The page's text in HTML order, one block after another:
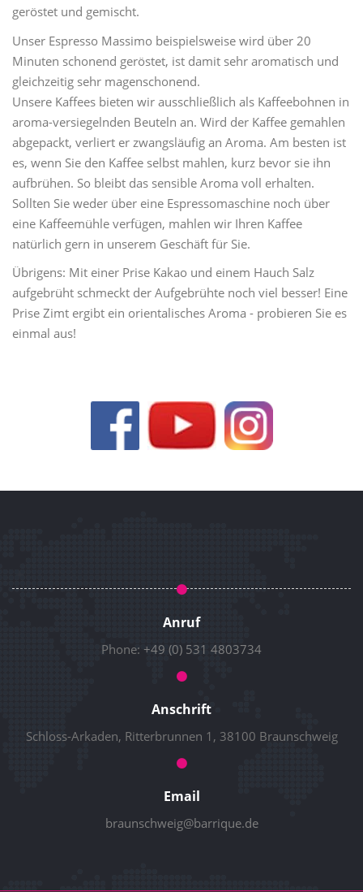
geröstet und gemischt.
Unser Espresso Massimo beispielsweise wird über 20
Minuten schonend geröstet, ist damit sehr aromatisch und
gleichzeitig sehr magenschonend.
Unsere Kaffees bieten wir ausschließlich als Kaffeebohnen in
aroma-versiegelnden Beuteln an. Wird der Kaffee gemahlen
abgepackt, verliert er zwangsläufig an Aroma. Am besten ist
es, wenn Sie den Kaffee selbst mahlen, kurz bevor sie ihn
aufbrühen. So bleibt das sensible Aroma voll erhalten.
Sollten Sie weder über eine Espressomaschine noch über
eine Kaffeemühle verfügen, mahlen wir Ihren Kaffee
natürlich gern in unserem Geschäft für Sie.
Übrigens: Mit einer Prise Kakao und einem Hauch Salz
aufgebrüht schmeckt der Aufgebrühte noch viel besser! Eine
Prise Zimt ergibt ein orientalisches Aroma - probieren Sie es
einmal aus!
Anruf
Phone: +49 (0) 531 4803734
Anschrift
Schloss-Arkaden, Ritterbrunnen 1, 38100 Braunschweig
Email
braunschweig@barrique.de